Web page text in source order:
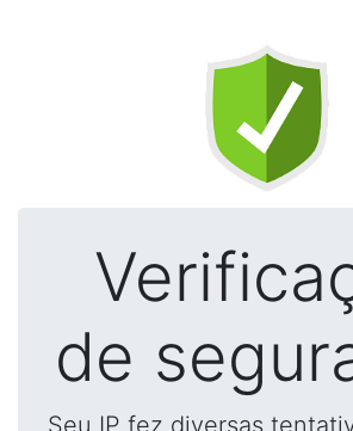
de
Seu IP fez diversas